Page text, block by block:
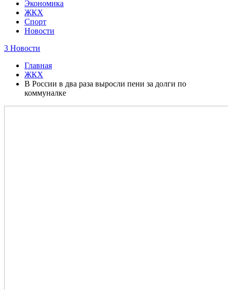
Экономика
ЖКХ
Спорт
Новости
3 Новости
Главная
ЖКХ
В России в два раза выросли пени за долги по
коммуналке